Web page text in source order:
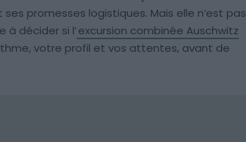
promesses logistiques. Mais elle n’est pas
décider si l’excursion combinée Auschwitz
votre profil et vos attentes, avant de